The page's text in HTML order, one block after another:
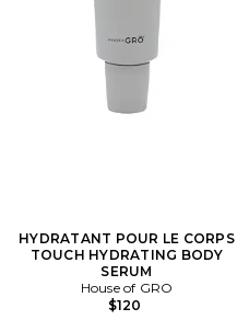
HYDRATANT POUR LE CORPS
TOUCH HYDRATING BODY
SERUM
House of GRO
$120